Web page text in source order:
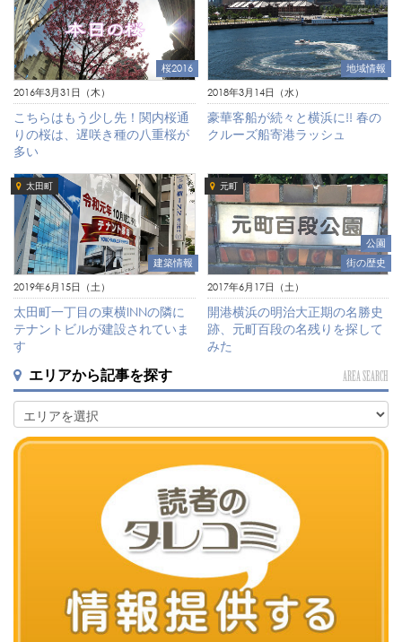
桜2016
2016年3月31日（木）
こちらはもう少し先！関内桜通
りの桜は、遅咲き種の八重桜が
多い
地域情報
2018年3月14日（水）
豪華客船が続々と横浜に!! 春の
クルーズ船寄港ラッシュ
太田町
建築情報
2019年6月15日（土）
太田町一丁目の東横INNの隣に
テナントビルが建設されていま
す
元町
公園
街の歴史
2017年6月17日（土）
開港横浜の明治大正期の名勝史
跡、元町百段の名残りを探して
みた
エリアから記事を探す AREA SEARCH